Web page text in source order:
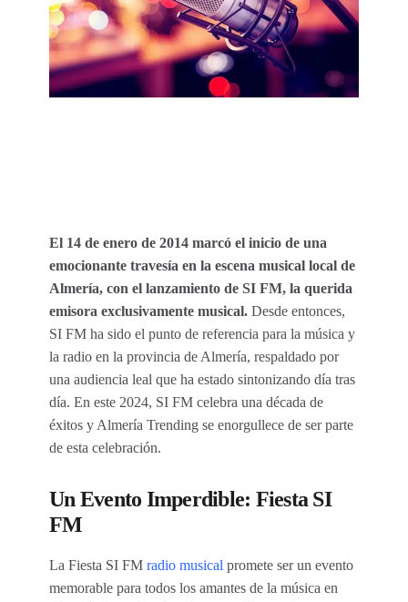
El 14 de enero de 2014 marcó el inicio de una
emocionante travesía en la escena musical local de
Almería, con el lanzamiento de SI FM, la querida
emisora exclusivamente musical. Desde entonces,
SI FM ha sido el punto de referencia para la música y
la radio en la provincia de Almería, respaldado por
una audiencia leal que ha estado sintonizando día tras
día. En este 2024, SI FM celebra una década de
éxitos y Almería Trending se enorgullece de ser parte
de esta celebración.
Un Evento Imperdible: Fiesta SI
FM
La Fiesta SI FM radio musical promete ser un evento
memorable para todos los amantes de la música en